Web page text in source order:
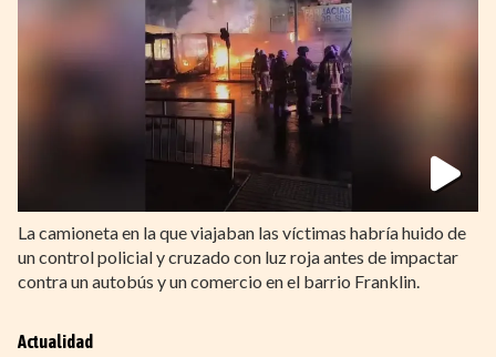
La camioneta en la que viajaban las víctimas habría huido de
un control policial y cruzado con luz roja antes de impactar
contra un autobús y un comercio en el barrio Franklin.
Actualidad